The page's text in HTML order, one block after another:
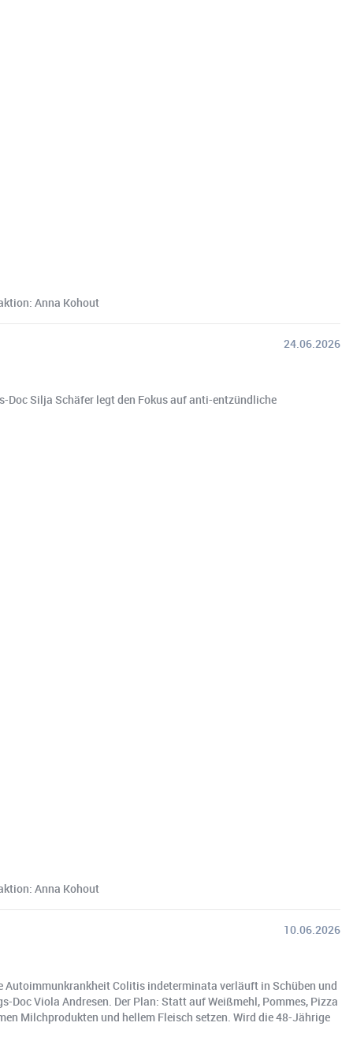
Anna Kohout
24.06.2026
Doc Silja Schäfer legt den Fokus auf anti-entzündliche
Anna Kohout
10.06.2026
Autoimmunkrankheit Colitis indeterminata verläuft in Schüben und
Viola Andresen. Der Plan: Statt auf Weißmehl, Pommes, Pizza
Milchprodukten und hellem Fleisch setzen. Wird die 48-Jährige